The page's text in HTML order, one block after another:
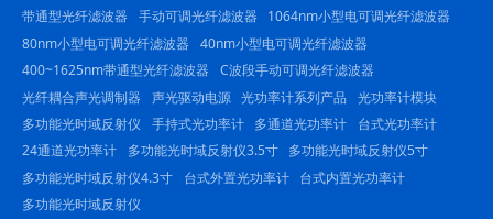
带通型光纤滤波器
手动可调光纤滤波器
1064nm小型电可调光纤滤波器
80nm小型电可调光纤滤波器
40nm小型电可调光纤滤波器
400~1625nm带通型光纤滤波器
C波段手动可调光纤滤波器
光纤耦合声光调制器
声光驱动电源 光功率计系列产品
光功率计模块
多功能光时域反射仪
手持式光功率计 多通道光功率计
台式光功率计
24通道光功率计
多功能光时域反射仪3.5寸
多功能光时域反射仪5寸
多功能光时域反射仪4.3寸
台式外置光功率计
台式内置光功率计
多功能光时域反射仪